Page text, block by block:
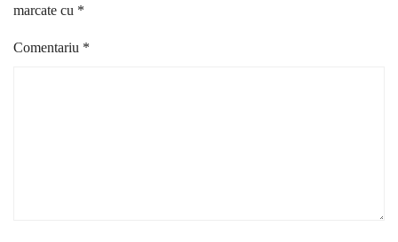
marcate cu *
Comentariu *